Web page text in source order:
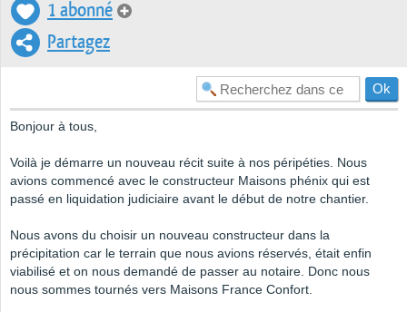
1 abonné
Partagez
Bonjour à tous,
Voilà je démarre un nouveau récit suite à nos péripéties. Nous
avions commencé avec le constructeur Maisons phénix qui est
passé en liquidation judiciaire avant le début de notre chantier.
Nous avons du choisir un nouveau constructeur dans la
précipitation car le terrain que nous avions réservés, était enfin
viabilisé et on nous demandé de passer au notaire. Donc nous
nous sommes tournés vers Maisons France Confort.